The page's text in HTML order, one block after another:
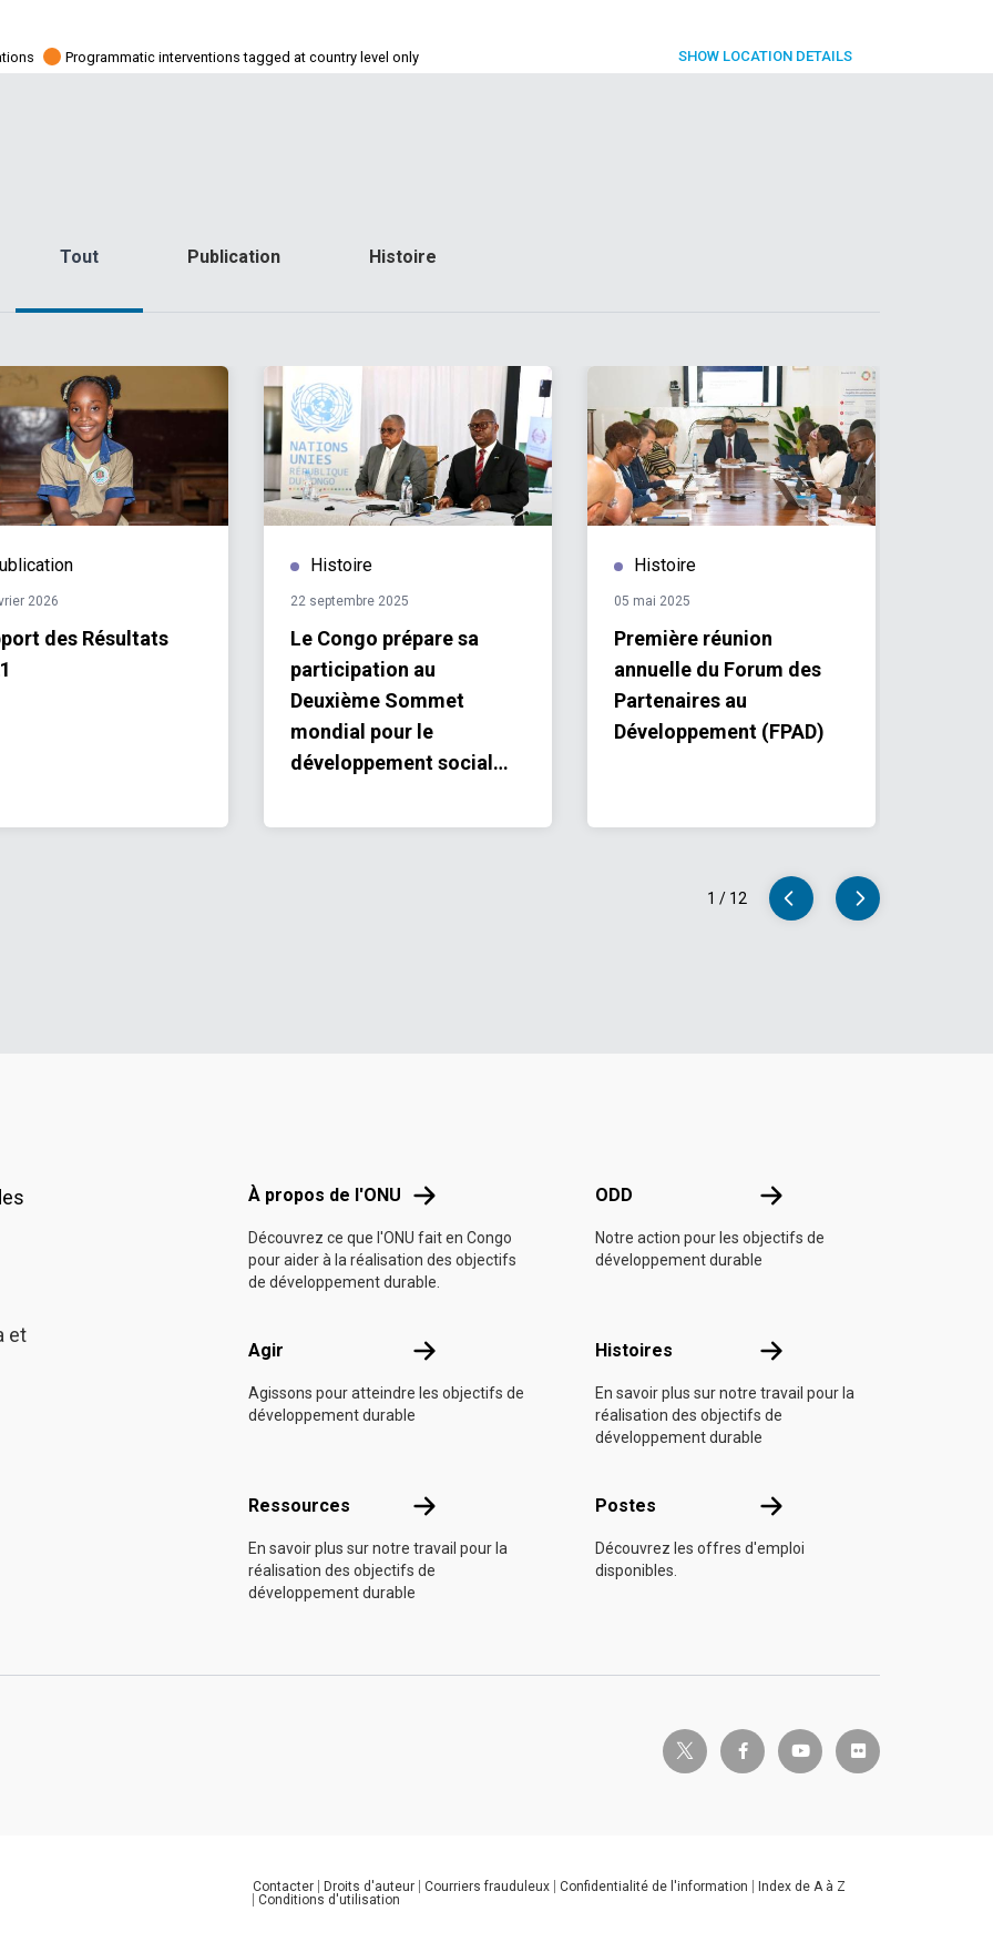
Programmatic interventions tagged at country level only SHOW LOCATION DETAILS
Tout Publication Histoire
2026
des Résultats
Histoire
22 septembre 2025
Le Congo prépare sa
participation au
Deuxième Sommet
mondial pour le
développement social
Unies
Histoire
05 mai 2025
Première réunion
annuelle du Forum des
Partenaires au
Développement (FPAD)
1 / 12
et
À propos de l'ONU À propos de l'ONU
Découvrez ce que l'ONU fait en Congo
pour aider à la réalisation des objectifs
de développement durable.
ODD ODD
Notre action pour les objectifs de
développement durable
Agir Agir
Agissons pour atteindre les objectifs de
développement durable
Histoires Histoires
En savoir plus sur notre travail pour la
réalisation des objectifs de
développement durable
Ressources Ressources
En savoir plus sur notre travail pour la
réalisation des objectifs de
développement durable
Postes Postes
Découvrez les offres d'emploi
disponibles.
twitter-x facebook-fyoutube flickr
Global U.N. menu
Contacter Droits d'auteur Courriers frauduleux Confidentialité de l'information
Index de A à Z
Conditions d'utilisation